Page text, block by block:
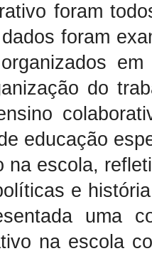
foram
foram
do
educação
na escola,
e
uma
na escola